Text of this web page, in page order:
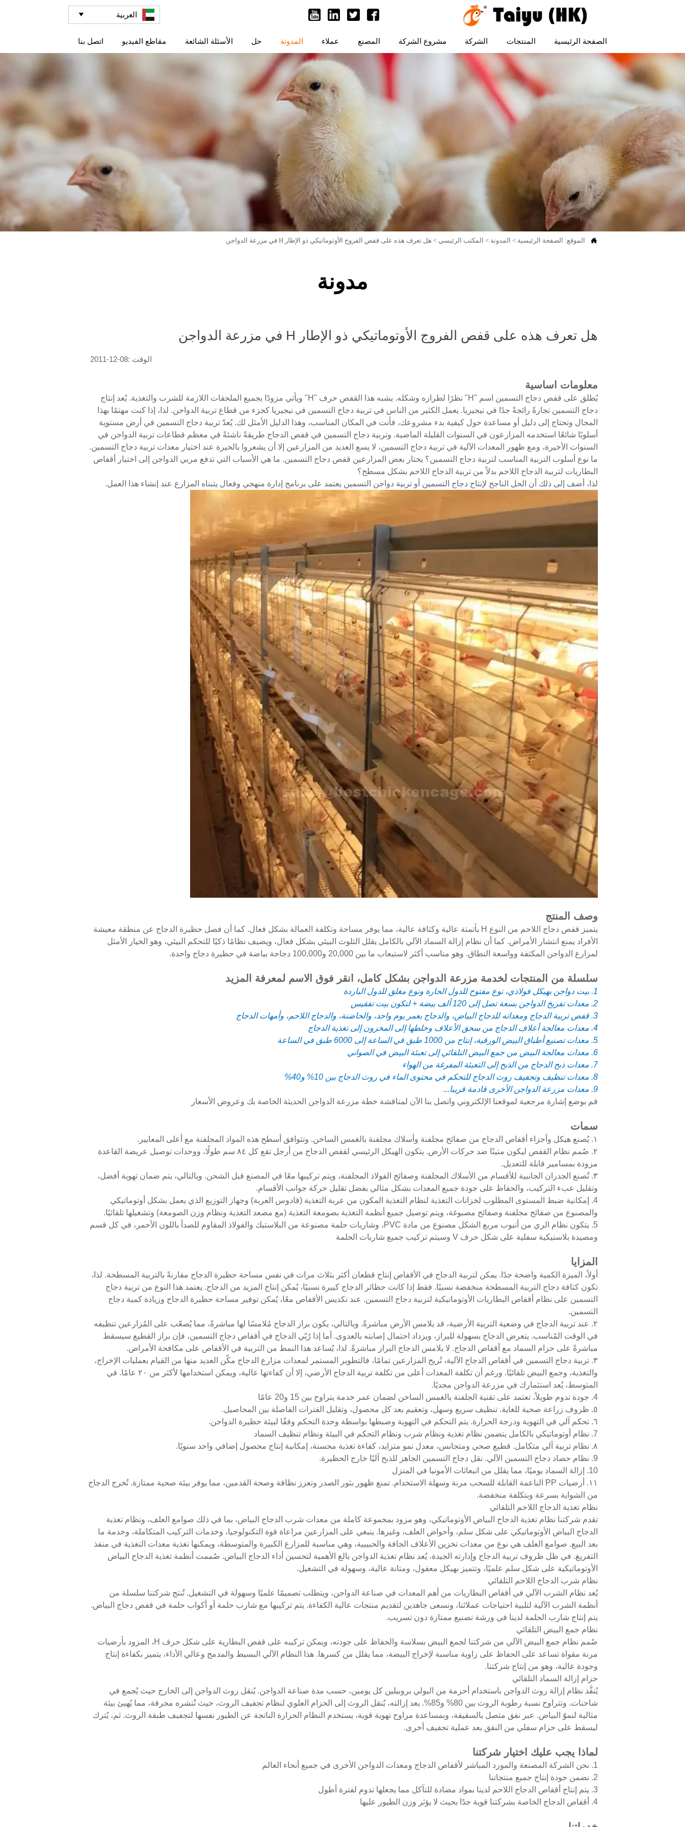
العربية 
الصفحة الرئيسية المنتجات الشركة مشروع الشركة المصنع عملاء المدونة حل الأسئلة الشائعة مقاطع الفيديو اتصل بنا
 الموقع: الصفحة الرئيسية > المدونة > المكتب الرئيسي > هل تعرف هذه على قفص الفروج الأوتوماتيكي ذو الإطار H في مزرعة الدواجن
مدونة
هل تعرف هذه على قفص الفروج الأوتوماتيكي ذو الإطار H في مزرعة الدواجن
الوقت :08-12-2011
معلومات اساسية
يُطلق على قفص دجاج التسمين اسم "H" نظرًا لطرازه وشكله. يشبه هذا القفص حرف "H" ويأتي مزودًا بجميع الملحقات اللازمة للشرب والتغذية. يُعد إنتاج
دجاج التسمين تجارةً رائجةً جدًا في نيجيريا. يعمل الكثير من الناس في تربية دجاج التسمين في نيجيريا كجزء من قطاع تربية الدواجن. لذا، إذا كنت مهتمًا بهذا
المجال وتحتاج إلى دليل أو مساعدة حول كيفية بدء مشروعك، فأنت في المكان المناسب، وهذا الدليل الأمثل لك. يُعدّ تربية دجاج التسمين في أرض مستوية
أسلوبًا شائعًا استخدمه المزارعون في السنوات القليلة الماضية. وتربية دجاج التسمين في قفص الدجاج طريقةً ناشئةً في معظم قطاعات تربية الدواجن في
السنوات الأخيرة، ومع ظهور المعدات الآلية في تربية دجاج التسمين، لا يسع العديد من المزارعين إلا أن يشعروا بالحيرة عند اختيار معدات تربية دجاج التسمين.
ما نوع أسلوب التربية المناسب لتربية دجاج التسمين؟ يختار بعض المزارعين قفص دجاج التسمين. ما هي الأسباب التي تدفع مربي الدواجن إلى اختيار أقفاص
البطاريات لتربية الدجاج اللاحم بدلاً من تربية الدجاج اللاحم بشكل مسطح؟
لذا، أضف إلى ذلك أن الحل الناجح لإنتاج دجاج التسمين أو تربية دواجن التسمين يعتمد على برنامج إدارة منهجي وفعال يتبناه المزارع عند إنشاء هذا العمل.
وصف المنتج
يتميز قفص دجاج اللاحم من النوع H بأتمتة عالية وكثافة عالية، مما يوفر مساحة وتكلفة العمالة بشكل فعال. كما أن فصل حظيرة الدجاج عن منطقة معيشة
الأفراد يمنع انتشار الأمراض. كما أن نظام إزالة السماد الآلي بالكامل يقلل التلوث البيئي بشكل فعال، ويضيف نظامًا ذكيًا للتحكم البيئي، وهو الخيار الأمثل
لمزارع الدواجن المكثفة وواسعة النطاق. وهو مناسب أكثر لاستيعاب ما بين 20,000 و100,000 دجاجة بياضة في حظيرة دجاج واحدة.
سلسلة من المنتجات لخدمة مزرعة الدواجن بشكل كامل، انقر فوق الاسم لمعرفة المزيد
1. بيت دواجن بهيكل فولاذي، نوع مفتوح للدول الحارة ونوع مغلق للدول الباردة
2. معدات تفريخ الدواجن بسعة تصل إلى 120 ألف بيضة + لتكون بيت تفقيس
3. قفص تربية الدجاج ومعداته للدجاج البياض، والدجاج بعمر يوم واحد، والحاضنة، والدجاج اللاحم، وأمهات الدجاج
4. معدات معالجة أعلاف الدجاج من سحق الأعلاف وخلطها إلى المخزون إلى تغذية الدجاج
5. معدات تصنيع أطباق البيض الورقية، إنتاج من 1000 طبق في الساعة إلى 6000 طبق في الساعة
6. معدات معالجة البيض من جمع البيض التلقائي إلى تعبئة البيض في الصواني
7. معدات ذبح الدجاج من الذبح إلى التعبئة المفرغة من الهواء
8. معدات تنظيف وتجفيف روث الدجاج للتحكم في محتوى الماء في روث الدجاج بين 10% و40%
9. معدات مزرعة الدواجن الأخرى قادمة قريبا...
قم بوضع إشارة مرجعية لموقعنا الإلكتروني واتصل بنا الآن لمناقشة خطة مزرعة الدواجن الحديثة الخاصة بك وعروض الأسعار
سمات
١. يُصنع هيكل وأجزاء أقفاص الدجاج من صفائح مجلفنة وأسلاك مجلفنة بالغمس الساخن. وتتوافق أسطح هذه المواد المجلفنة مع أعلى المعايير.
٢. صُمم نظام القفص ليكون متينًا ضد حركات الأرض. يتكون الهيكل الرئيسي لقفص الدجاج من أرجل تقع كل ٨٤ سم طولًا، ووحدات توصيل عريضة القاعدة
مزودة بمسامير قابلة للتعديل.
٣. تُصنع الجدران الجانبية للأقسام من الأسلاك المجلفنة وصفائح الفولاذ المجلفنة، ويتم تركيبها معًا في المصنع قبل الشحن. وبالتالي، يتم ضمان تهوية أفضل،
وتقليل عبء التركيب، والحفاظ على جودة جميع المعدات بشكل مثالي بفضل تقليل حركة جوانب الأقسام.
4. إمكانية ضبط المستوى المطلوب لخزانات التغذية لنظام التغذية المكون من عربة التغذية (قادوس العربة) وجهاز التوزيع الذي يعمل بشكل أوتوماتيكي
والمصنوع من صفائح مجلفنة وصفائح مصبوغة، ويتم توصيل جميع أنظمة التغذية بصومعة التغذية (مع مصعد التغذية ونظام وزن الصومعة) وتشغيلها تلقائيًا.
5. يتكون نظام الري من أنبوب مربع الشكل مصنوع من مادة PVC، وشاربات حلمة مصنوعة من البلاستيك والفولاذ المقاوم للصدأ باللون الأحمر، في كل قسم
ومصيدة بلاستيكية سفلية على شكل حرف V وسيتم تركيب جميع شاربات الحلمة
المزايا
أولاً، الميزة الكمية واضحة جدًا. يمكن لتربية الدجاج في الأقفاص إنتاج قطعان أكثر بثلاث مرات في نفس مساحة حظيرة الدجاج مقارنةً بالتربية المسطحة. لذا،
تكون كثافة دجاج التربية المسطحة منخفضة نسبيًا. فقط إذا كانت حظائر الدجاج كبيرة نسبيًا، يُمكن إنتاج المزيد من الدجاج. يعتمد هذا النوع من تربية دجاج
التسمين على نظام أقفاص البطاريات الأوتوماتيكية لتربية دجاج التسمين. عند تكديس الأقفاص معًا، يُمكن توفير مساحة حظيرة الدجاج وزيادة كمية دجاج
التسمين.
٢. عند تربية الدجاج في وضعية التربية الأرضية، قد يلامس الأرض مباشرةً. وبالتالي، يكون براز الدجاج مُلامسًا لها مباشرةً، مما يُصعّب على المُزارعين تنظيفه
في الوقت المُناسب. يتعرض الدجاج بسهولة للبراز، ويزداد احتمال إصابته بالعدوى. أما إذا رُبّي الدجاج في أقفاص دجاج التسمين، فإن براز القطيع سيسقط
مباشرةً على حزام السماد مع أقفاص الدجاج. لا يلامس الدجاج البراز مباشرةً. لذا، يُساعد هذا النمط من التربية في الأقفاص على مكافحة الأمراض.
٣. تربية دجاج التسمين في أقفاص الدجاج الآلية، تُريح المزارعين تمامًا، فالتطوير المستمر لمعدات مزارع الدجاج مكّن العديد منها من القيام بعمليات الإخراج،
والتغذية، وجمع البيض تلقائيًا. ورغم أن تكلفة المعدات أعلى من تكلفة تربية الدجاج الأرضي، إلا أن كفاءتها عالية، ويمكن استخدامها لأكثر من ٢٠ عامًا. في
المتوسط، يُعد استثمارك في مزرعة الدواجن مجديًا.
4. جودة تدوم طويلاً، تعتمد على تقنية الجلفنة بالغمس الساخن لضمان عمر خدمة يتراوح بين 15 و20 عامًا
٥. ظروف زراعة صحية للغاية. تنظيف سريع وسهل، وتعقيم بعد كل محصول، وتقليل الفترات الفاصلة بين المحاصيل.
٦. تحكم آلي في التهوية ودرجة الحرارة. يتم التحكم في التهوية وضبطها بواسطة وحدة التحكم وفقًا لبيئة حظيرة الدواجن.
7. نظام أوتوماتيكي بالكامل يتضمن نظام تغذية ونظام شرب ونظام التحكم في البيئة ونظام تنظيف السماد
٨. نظام تربية آلي متكامل. قطيع صحي ومتجانس، معدل نمو متزايد، كفاءة تغذية محسنة، إمكانية إنتاج محصول إضافي واحد سنويًا.
9. نظام حصاد دجاج التسمين الآلي. نقل دجاج التسمين الجاهز للذبح آليًا خارج الحظيرة.
10. إزالة السماد يوميًا، مما يقلل من انبعاثات الأمونيا في المنزل
١١. أرضيات PP الناعمة القابلة للسحب مرنة وسهلة الاستخدام. تمنع ظهور بثور الصدر وتعزز نظافة وصحة القدمين، مما يوفر بيئة صحية ممتازة. تُخرج الدجاج
من الشواية بسرعة وبتكلفة منخفضة.
نظام تغذية الدجاج اللاحم التلقائي
تقدم شركتنا نظام تغذية الدجاج البياض الأوتوماتيكي، وهو مزود بمجموعة كاملة من معدات شرب الدجاج البياض، بما في ذلك صوامع العلف، ونظام تغذية
الدجاج البياض الأوتوماتيكي على شكل سلم، وأحواض العلف، وغيرها. ينبغي على المزارعين مراعاة قوة التكنولوجيا، وخدمات التركيب المتكاملة، وخدمة ما
بعد البيع. صوامع العلف هي نوع من معدات تخزين الأعلاف الجافة والحبيبية، وهي مناسبة للمزارع الكبيرة والمتوسطة، ويمكنها تغذية معدات التغذية في منفذ
التفريغ. في ظل ظروف تربية الدجاج وإدارته الجيدة، يُعد نظام تغذية الدواجن بالغ الأهمية لتحسين أداء الدجاج البياض. صُممت أنظمة تغذية الدجاج البياض
الأوتوماتيكية على شكل سلم علميًا، وتتميز بهيكل معقول، ومتانة عالية، وسهولة في التشغيل.
نظام شرب الدجاج اللاحم التلقائي
يُعد نظام الشرب الآلي في أقفاص البطاريات من أهم المعدات في صناعة الدواجن، ويتطلب تصميمًا علميًا وسهولة في التشغيل. تُنتج شركتنا سلسلة من
أنظمة الشرب الآلية لتلبية احتياجات عملائنا، ونسعى جاهدين لتقديم منتجات عالية الكفاءة. يتم تركيبها مع شارب حلمة أو أكواب حلمة في قفص دجاج البياض.
يتم إنتاج شارب الحلمة لدينا في ورشة تصنيع ممتازة دون تسريب.
نظام جمع البيض التلقائي
صُمم نظام جمع البيض الآلي من شركتنا لجمع البيض بسلاسة والحفاظ على جودته، ويمكن تركيبه على قفص البطارية على شكل حرف H، المزود بأرضيات
مرنة مقواة تساعد على الحفاظ على زاوية مناسبة لإخراج البيضة، مما يقلل من كسرها. هذا النظام الآلي البسيط والمدمج وعالي الأداء، يتميز بكفاءة إنتاج
وجودة عالية، وهو من إنتاج شركتنا.
حزام إزالة السماد التلقائي
يُنفَّذ نظام إزالة روث الدواجن باستخدام أحزمة من البولي بروبيلين كل يومين، حسب مدة صناعة الدواجن. يُنقل روث الدواجن إلى الخارج حيث يُجمع في
شاحنات. وتتراوح نسبة رطوبة الروث بين 80% و85%. بعد إزالته، يُنقل الروث إلى الحزام العلوي لنظام تجفيف الروث، حيث تُنشره مجرفة، مما يُهيئ بيئة
مثالية لنموّ البياض. عبر نفق متصل بالسقيفة، وبمساعدة مراوح تهوية قوية، يستخدم النظام الحرارة الناتجة عن الطيور نفسها لتجفيف طبقة الروث. ثم، يُترك
ليسقط على حزام سفلي من النفق بعد عملية تجفيف أخرى.
لماذا يجب عليك اختيار شركتنا
1. نحن الشركة المصنعة والمورد المباشر لأقفاص الدجاج ومعدات الدواجن الأخرى في جميع أنحاء العالم
2. نضمن جودة إنتاج جميع منتجاتنا
3. يتم إنتاج أقفاص الدجاج اللاحم لدينا بمواد مضادة للتآكل مما يجعلها تدوم لفترة أطول
4. أقفاص الدجاج الخاصة بشركتنا قوية جدًا بحيث لا يؤثر وزن الطيور عليها